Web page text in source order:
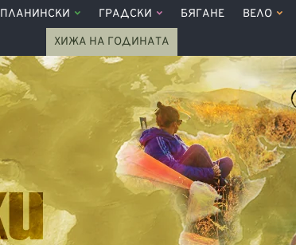
ПЛАНИНСКИ ГРАДСКИ БЯГАНЕ ВЕЛО
ХИЖА НА ГОДИНАТА